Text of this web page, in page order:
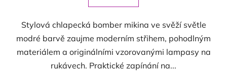
Stylová chlapecká bomber mikina ve svěží světle
modré barvě zaujme moderním střihem, pohodlným
materiálem a originálními vzorovanými lampasy na
rukávech. Praktické zapínání na...